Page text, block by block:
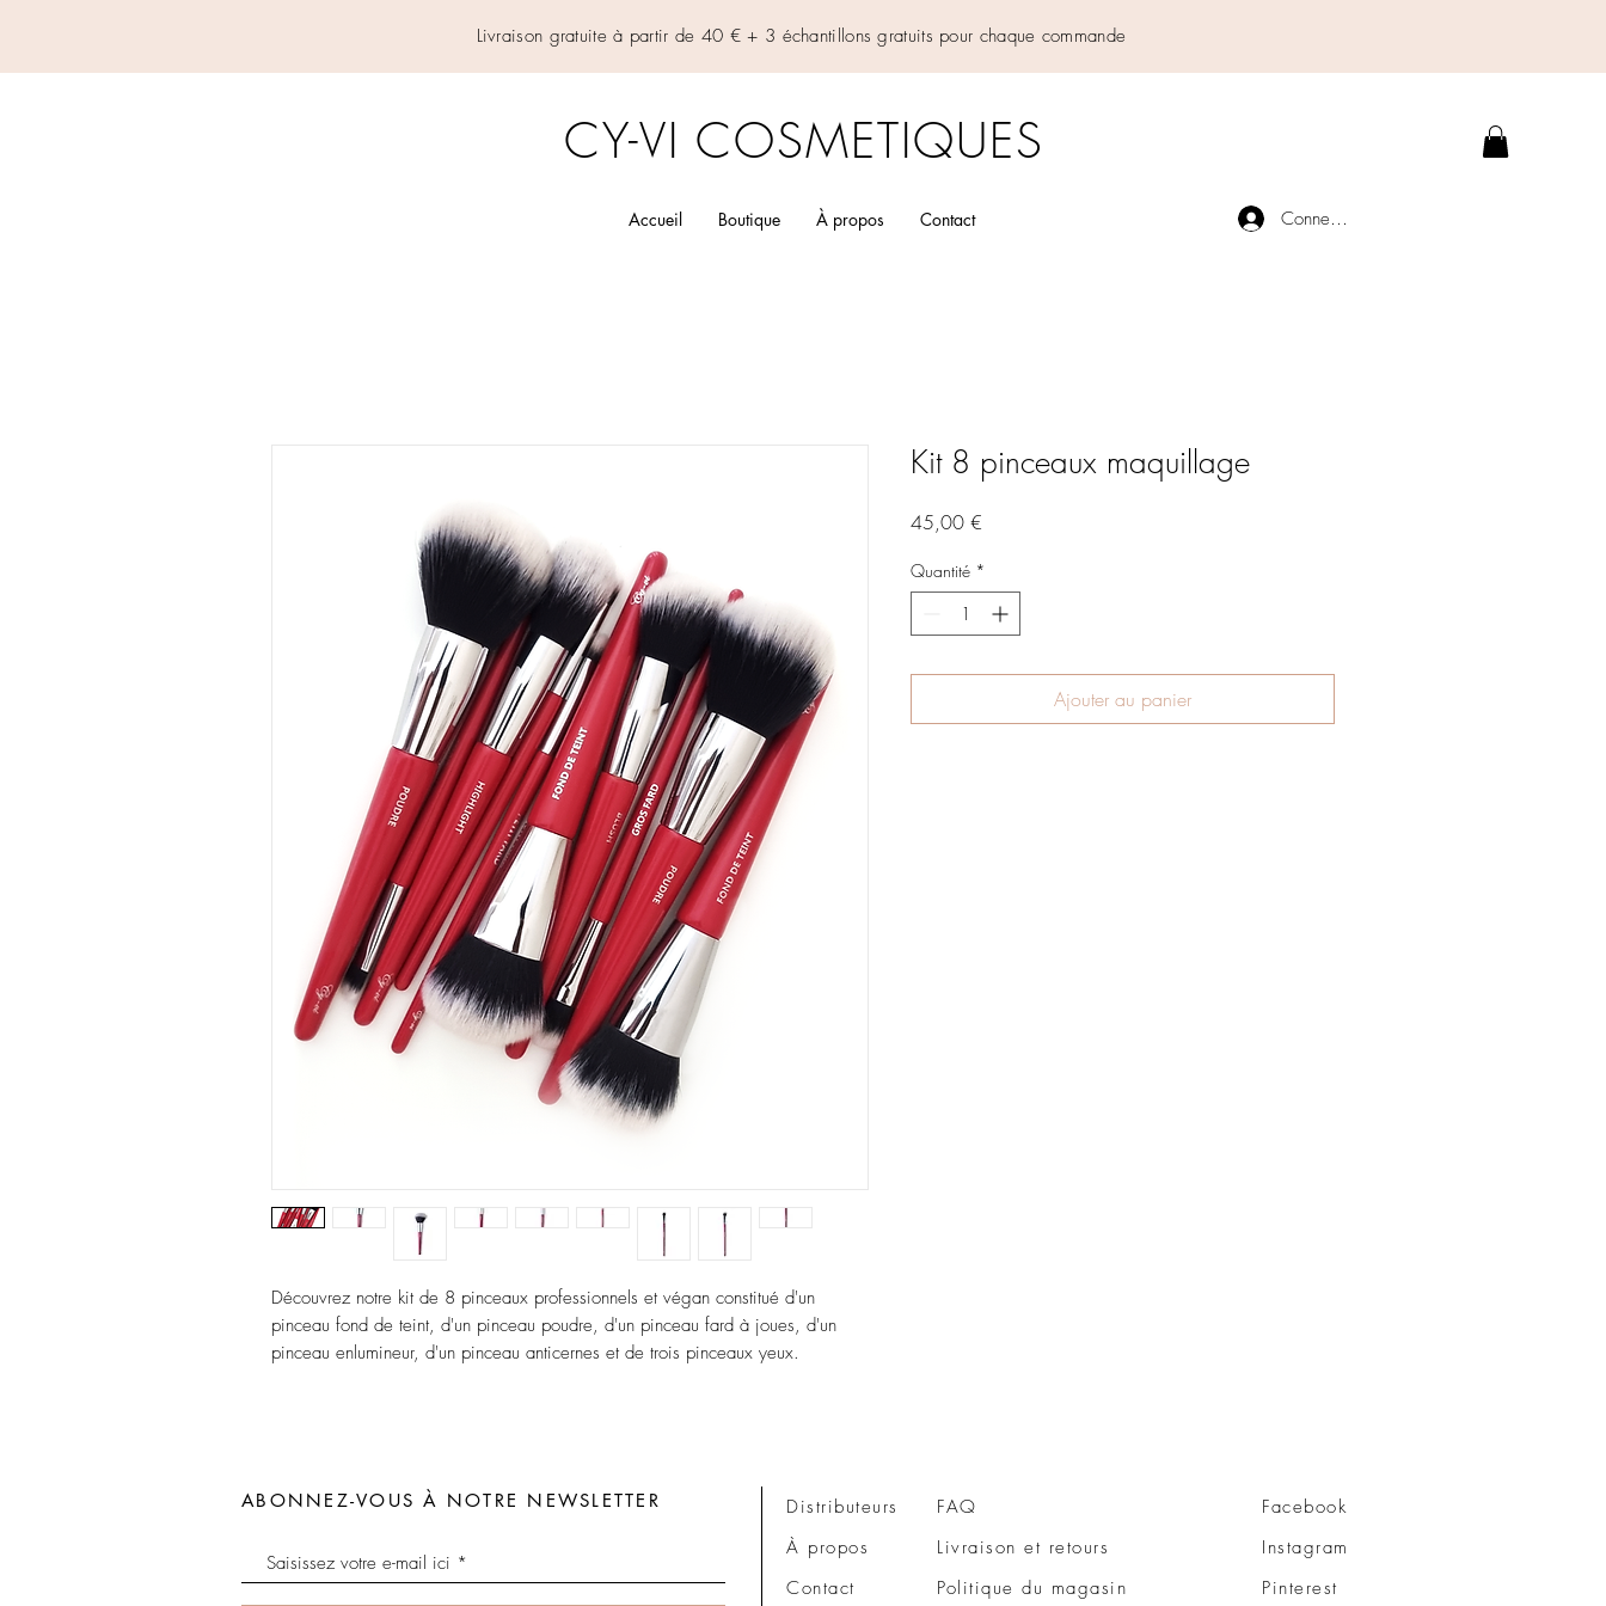
Livraison gratuite à partir de 40 € + 3 échantillons gratuits pour chaque commande
CY-VI COSMETIQUES
Accueil Boutique À propos Contact Connexion
Découvrez notre kit de 8 pinceaux professionnels et végan constitué d'un
pinceau fond de teint, d'un pinceau poudre, d'un pinceau fard à joues, d'un
pinceau enlumineur, d'un pinceau anticernes et de trois pinceaux yeux.
Kit 8 pinceaux maquillage
45,00 €
Quantité *
Ajouter au panier
ABONNEZ-VOUS À NOTRE NEWSLETTER
Distributeurs
À propos
Contact
FAQ
Livraison et retours
Politique du magasin
Facebook
Instagram
Pinterest